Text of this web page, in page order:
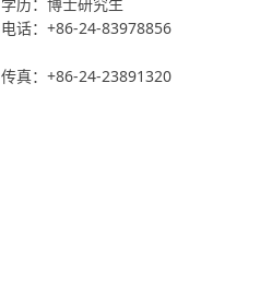
电话：+86-24-83978856
传真：+86-24-23891320